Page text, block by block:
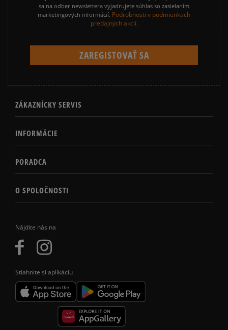
Nájdite nás na
Stiahnite si aplikáciu
sa na odber newslettera vyjadrujete súhlas so zasielaním
marketingových informácií. Podrobnosti v podmienkach
predajných akcií.
ZÁKAZNÍCKY SERVIS
INFORMÁCIE
PORADCA
O SPOLOČNOSTI